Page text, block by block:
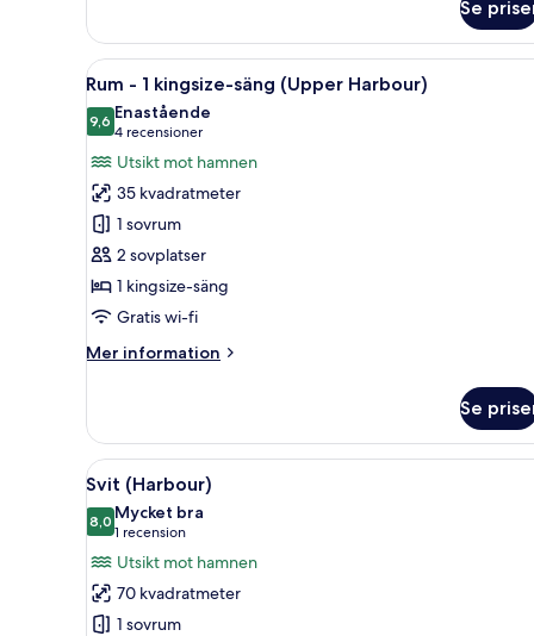
1
kingsize-
säng
(Urban)
Se
Öppna
alla
foton
för
Rum
-
kingsize-
säng
(Upper
Harbour)
Ett modernt hotellrum med
7
Rum - 1 kingsize-säng (Upper Harbour)
9,69,6 av 10
Enastående
4 recensioner
(4 recensioner)
Utsikt mot hamnen
35 kvadratmeter
1 sovrum
2 sovplatser
1 kingsize-säng
Gratis wi-fi
Mer information
Mer
-
kingsize-
säng
(Upper
Harbour)
Se
Öppna
alla
foton
för
Svit
(Harbour)
Ett hotellrum med en stor
12
Svit (Harbour)
8,08,0 av 10
Mycket bra
1 recension
(1 recension)
Utsikt mot hamnen
70 kvadratmeter
1 sovrum